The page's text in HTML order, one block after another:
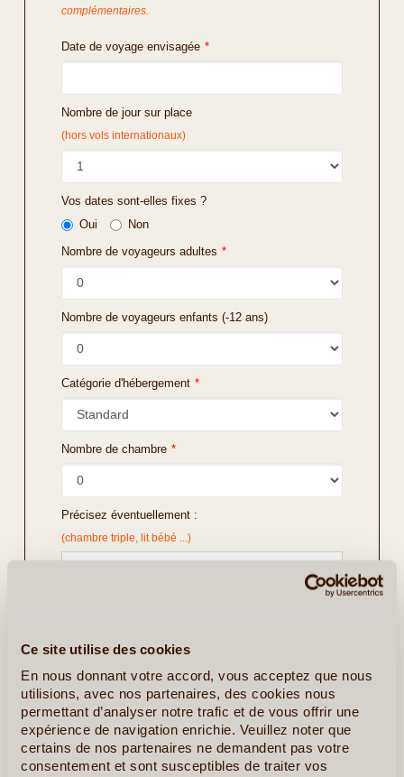
Ce site utilise des cookies
En nous donnant votre accord, vous acceptez que nous
utilisions, avec nos partenaires, des cookies nous
permettant d’analyser notre trafic et de vous offrir une
expérience de navigation enrichie. Veuillez noter que
certains de nos partenaires ne demandent pas votre
consentement et sont susceptibles de traiter vos
complémentaires.
Date de voyage envisagée *
Nombre de jour sur place
(hors vols internationaux)
Vos dates sont-elles fixes ?
Oui
Non
Nombre de voyageurs adultes *
Nombre de voyageurs enfants (-12 ans)
Catégorie d'hébergement *
Nombre de chambre *
Précisez éventuellement :
(chambre triple, lit bébé ...)